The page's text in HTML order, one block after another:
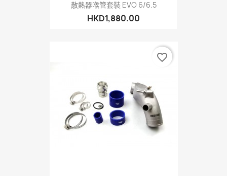
散熱器喉管套裝 EVO 6/6.5
HKD1,880.00
favorite_border